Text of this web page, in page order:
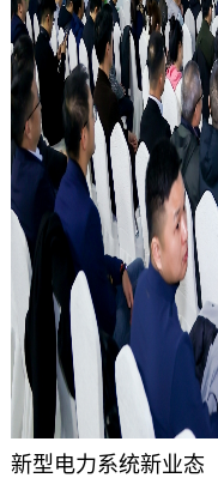
新型电力系统新业态